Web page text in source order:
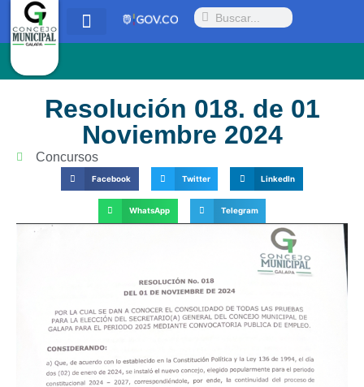
Resolución 018. de 01
Noviembre 2024
Concursos
Facebook Twitter LinkedIn
WhatsApp Telegram